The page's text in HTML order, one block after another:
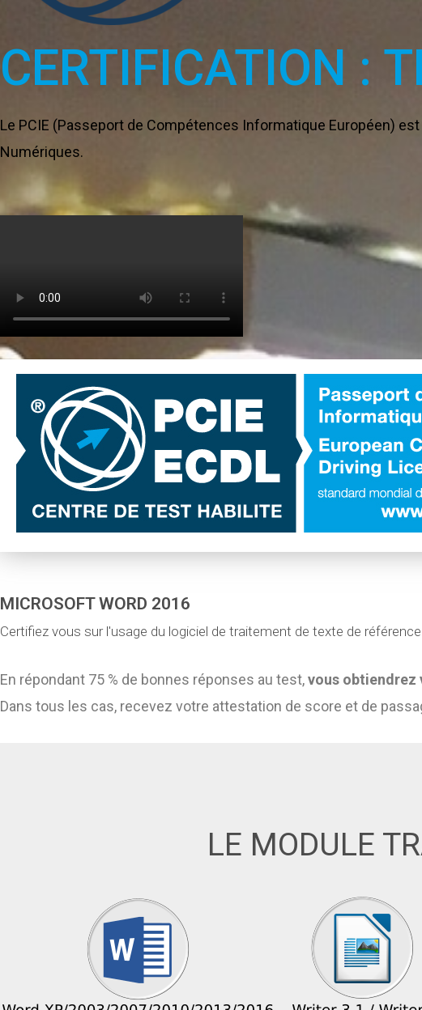
CERTIFICATION :
Le PCIE (Passeport de Compétences Informatique Européen)
Numériques.
MICROSOFT WORD 2016
Certifiez vous sur l'usage du logiciel de traitement de texte de référence.
En répondant 75 % de bonnes réponses au test,vous obtiendrez
Dans tous les cas, recevez votre attestation de score et de
LE MODULE